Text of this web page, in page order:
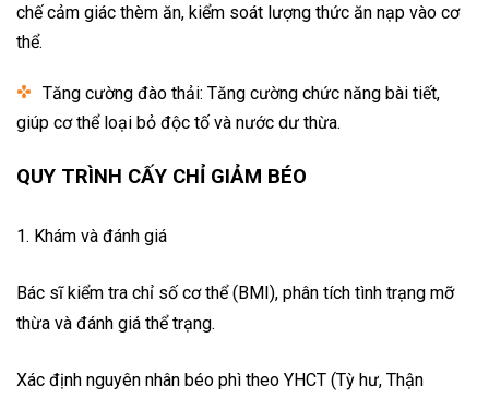
chế cảm giác thèm ăn, kiểm soát lượng thức ăn nạp vào cơ
thể.
Tăng cường đào thải: Tăng cường chức năng bài tiết,
giúp cơ thể loại bỏ độc tố và nước dư thừa.
QUY TRÌNH CẤY CHỈ GIẢM BÉO
1. Khám và đánh giá
Bác sĩ kiểm tra chỉ số cơ thể (BMI), phân tích tình trạng mỡ
thừa và đánh giá thể trạng.
Xác định nguyên nhân béo phì theo YHCT (Tỳ hư, Thận